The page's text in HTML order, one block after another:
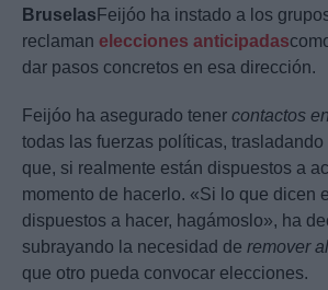
Bruselas Feijóo ha instado a los
reclaman elecciones anticipadas
dar pasos concretos en esa dirección.
Feijóo ha asegurado tener contactos
todas las fuerzas políticas,
que, si realmente están dispuestos a
momento de hacerlo. «Si lo que dicen
dispuestos a hacer, hagámoslo», ha
subrayando la necesidad de remover
que otro pueda convocar elecciones.